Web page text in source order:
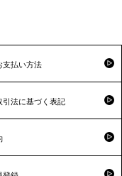
支払い方法
引法に基づく表記